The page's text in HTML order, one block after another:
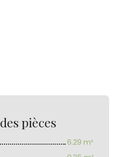
des pièces
6.29 m²